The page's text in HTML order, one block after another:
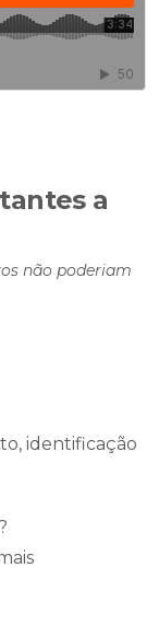
a
não poderiam
identificação